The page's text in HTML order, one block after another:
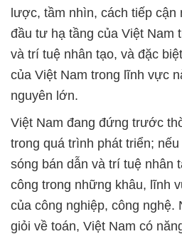
lược, tầm nhìn, cách tiếp cận
đầu tư hạ tầng của Việt Nam
và trí tuệ nhân tạo, và đặc
của Việt Nam trong lĩnh vực
nguyên lớn.
Việt Nam đang đứng trước
trong quá trình phát triển;
sóng bán dẫn và trí tuệ nhân
công trong những khâu, lĩnh
của công nghiệp, công nghệ.
giỏi về toán, Việt Nam có